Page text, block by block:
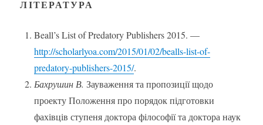
ЛІТЕРАТУРА
Beall’s List of Predatory Publishers 2015. —
http://scholarlyoa.com/2015/01/02/bealls-list-of-
predatory-publishers-2015/.
Бахрушин В. Зауваження та пропозиції щодо
проекту Положення про порядок підготовки
фахівців ступеня доктора філософії та доктора наук